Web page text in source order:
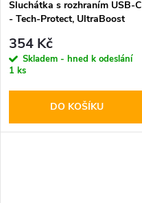
Sluchátka s rozhraním USB-C
- Tech-Protect, UltraBoost
354 Kč
Skladem - hned k odeslání
1 ks
DO KOŠÍKU